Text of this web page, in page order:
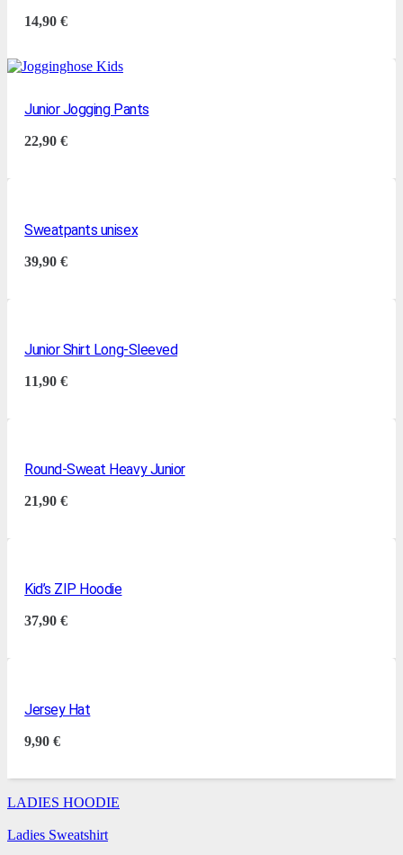
14,90€
Junior Jogging Pants
22,90€
Sweatpants unisex
39,90€
Junior Shirt Long-Sleeved
11,90€
Round-Sweat Heavy Junior
21,90€
Kid’s ZIP Hoodie
37,90€
Jersey Hat
9,90€
LADIES HOODIE
Ladies Sweatshirt